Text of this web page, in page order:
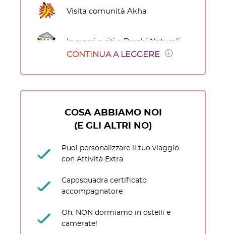
Visita comunità Akha
Ingressi a siti e Parchi Naturali
CONTINUA A LEGGERE
COSA ABBIAMO NOI
(E GLI ALTRI NO)
Puoi personalizzare il tuo viaggio
con Attività Extra
Caposquadra certificato
accompagnatore
Oh, NON dormiamo in ostelli e
camerate!